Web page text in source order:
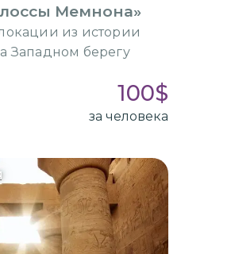
Мемнона»
из истории
Западном берегу
100$
за человека